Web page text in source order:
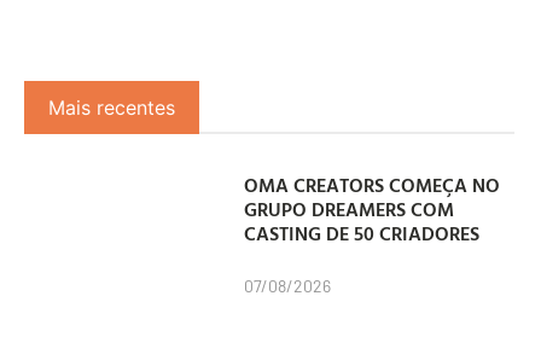
Mais recentes
OMA CREATORS COMEÇA NO
GRUPO DREAMERS COM
CASTING DE 50 CRIADORES
07/08/2026